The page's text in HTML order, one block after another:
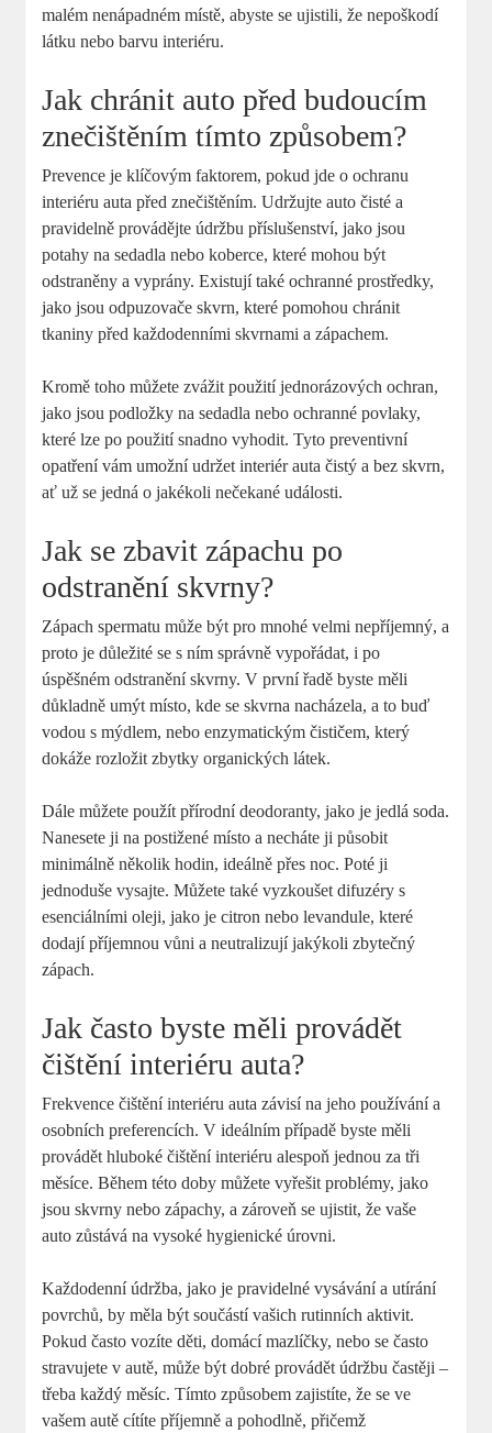
malém nenápadném místě, abyste se ujistili, že nepoškodí
látku nebo barvu interiéru.
Jak chránit auto před budoucím
znečištěním tímto způsobem?
Prevence je klíčovým faktorem, pokud jde o ochranu
interiéru auta před znečištěním. Udržujte auto čisté a
pravidelně provádějte údržbu příslušenství, jako jsou
potahy na sedadla nebo koberce, které mohou být
odstraněny a vyprány. Existují také ochranné prostředky,
jako jsou odpuzovače skvrn, které pomohou chránit
tkaniny před každodenními skvrnami a zápachem.
Kromě toho můžete zvážit použití jednorázových ochran,
jako jsou podložky na sedadla nebo ochranné povlaky,
které lze po použití snadno vyhodit. Tyto preventivní
opatření vám umožní udržet interiér auta čistý a bez skvrn,
ať už se jedná o jakékoli nečekané události.
Jak se zbavit zápachu po
odstranění skvrny?
Zápach spermatu může být pro mnohé velmi nepříjemný, a
proto je důležité se s ním správně vypořádat, i po
úspěšném odstranění skvrny. V první řadě byste měli
důkladně umýt místo, kde se skvrna nacházela, a to buď
vodou s mýdlem, nebo enzymatickým čističem, který
dokáže rozložit zbytky organických látek.
Dále můžete použít přírodní deodoranty, jako je jedlá soda.
Nanesete ji na postižené místo a necháte ji působit
minimálně několik hodin, ideálně přes noc. Poté ji
jednoduše vysajte. Můžete také vyzkoušet difuzéry s
esenciálními oleji, jako je citron nebo levandule, které
dodají příjemnou vůni a neutralizují jakýkoli zbytečný
zápach.
Jak často byste měli provádět
čištění interiéru auta?
Frekvence čištění interiéru auta závisí na jeho používání a
osobních preferencích. V ideálním případě byste měli
provádět hluboké čištění interiéru alespoň jednou za tři
měsíce. Během této doby můžete vyřešit problémy, jako
jsou skvrny nebo zápachy, a zároveň se ujistit, že vaše
auto zůstává na vysoké hygienické úrovni.
Každodenní údržba, jako je pravidelné vysávání a utírání
povrchů, by měla být součástí vašich rutinních aktivit.
Pokud často vozíte děti, domácí mazlíčky, nebo se často
stravujete v autě, může být dobré provádět údržbu častěji –
třeba každý měsíc. Tímto způsobem zajistíte, že se ve
vašem autě cítíte příjemně a pohodlně, přičemž